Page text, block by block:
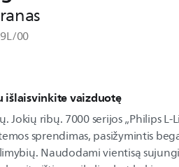
00
išlaisvinkite vaizduotę
Jokių ribų. 7000 serijos „Philips L-
sprendimas, pasižymintis
Naudodami vientisą